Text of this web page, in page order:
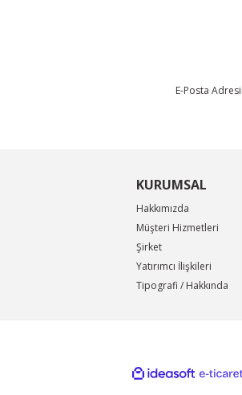
KURUMSAL
Hakkımızda
Müşteri Hizmetleri
Şirket
Yatırımcı İlişkileri
Tipografi / Hakkında
ideasoft